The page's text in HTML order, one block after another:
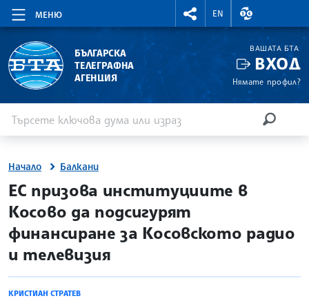
МЕНЮ
RIGHTMENU.SOCIAL
EN
ВАЛУТНИ
БЪЛГАРСКА
ТЕЛЕГРАФНА
АГЕНЦИЯ
ВАШАТА БТА
ВХОД
Нямате профил?
Начало Балкани
site.bta
ЕС призова институциите в
Косово да подсигурят
финансиране за Косовското радио
и телевизия
КРИСТИАН СТРАТЕВ